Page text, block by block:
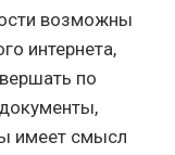
возможны
интернета,
по
имеет смысл